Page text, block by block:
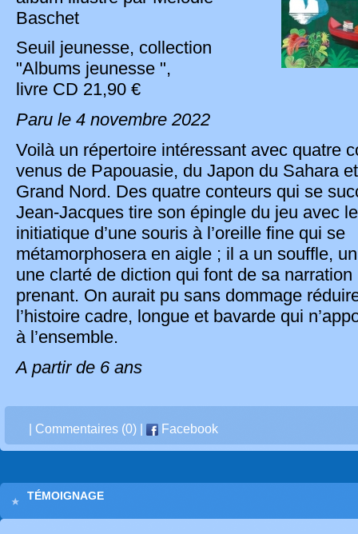
Baschet
Seuil jeunesse, collection
"Albums jeunesse ",
livre CD 21,90 €
Paru le 4 novembre 2022
Voilà un répertoire intéressant avec quatre
venus de Papouasie, du Japon du Sahara
Grand Nord. Des quatre conteurs qui se
Jean-Jacques tire son épingle du jeu avec
initiatique d’une souris à l’oreille fine qui se
métamorphosera en aigle ; il a un souffle,
une clarté de diction qui font de sa narration
prenant. On aurait pu sans dommage
l’histoire cadre, longue et bavarde qui
à l’ensemble.
A partir de 6 ans
Commentaires (0) Facebook
TÉMOIGNAGE